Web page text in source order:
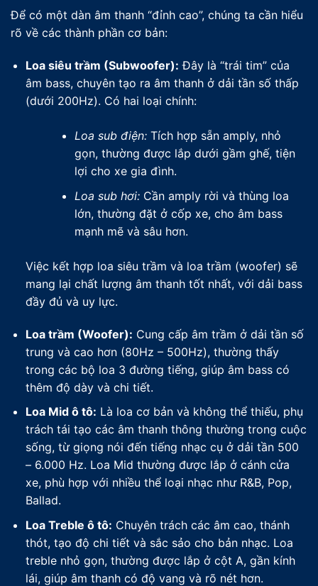
Để có một dàn âm thanh “đỉnh cao”, chúng ta cần hiểu
rõ về các thành phần cơ bản:
Loa siêu trầm (Subwoofer): Đây là “trái tim” của
âm bass, chuyên tạo ra âm thanh ở dải tần số thấp
(dưới 200Hz). Có hai loại chính:
Loa sub điện:Tích hợp sẵn amply, nhỏ
gọn, thường được lắp dưới gầm ghế, tiện
lợi cho xe gia đình.
Loa sub hơi:Cần amply rời và thùng loa
lớn, thường đặt ở cốp xe, cho âm bass
mạnh mẽ và sâu hơn.
Việc kết hợp loa siêu trầm và loa trầm (woofer) sẽ
mang lại chất lượng âm thanh tốt nhất, với dải bass
đầy đủ và uy lực.
Loa trầm (Woofer): Cung cấp âm trầm ở dải tần số
trung và cao hơn (80Hz – 500Hz), thường thấy
trong các bộ loa 3 đường tiếng, giúp âm bass có
thêm độ dày và chi tiết.
Loa Mid ô tô: Là loa cơ bản và không thể thiếu, phụ
trách tái tạo các âm thanh thông thường trong cuộc
sống, từ giọng nói đến tiếng nhạc cụ ở dải tần 500
– 6.000 Hz. Loa Mid thường được lắp ở cánh cửa
xe, phù hợp với nhiều thể loại nhạc như R&B, Pop,
Ballad.
Loa Treble ô tô: Chuyên trách các âm cao, thánh
thót, tạo độ chi tiết và sắc sảo cho bản nhạc. Loa
treble nhỏ gọn, thường được lắp ở cột A, gần kính
lái, giúp âm thanh có độ vang và rõ nét hơn.